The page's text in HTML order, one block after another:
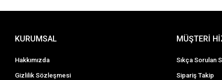
KURUMSAL
Hakkımızda
Gizlilik Sözleşmesi
MÜŞTERİ
Sıkça Sorulan
Sipariş Takip